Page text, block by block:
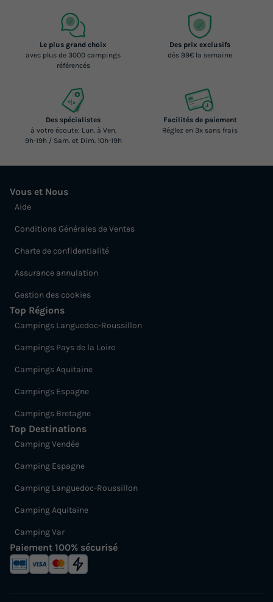
Le plus grand choix
avec plus de 3000 campings
référencés
Des prix exclusifs
dès 99€ la semaine
Des spécialistes
à votre écoute: Lun. à Ven.
9h-19h / Sam. et Dim. 10h-19h
Facilités de paiement
Réglez en 3x sans frais
Vous et Nous
Aide
Conditions Générales de Ventes
Charte de confidentialité
Assurance annulation
Gestion des cookies
Top Régions
Campings Languedoc-Roussillon
Campings Pays de la Loire
Campings Aquitaine
Campings Espagne
Campings Bretagne
Top Destinations
Camping Vendée
Camping Espagne
Camping Languedoc-Roussillon
Camping Aquitaine
Camping Var
Paiement 100% sécurisé